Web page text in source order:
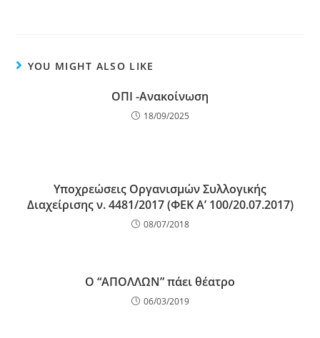
YOU MIGHT ALSO LIKE
ΟΠΙ -Ανακοίνωση
18/09/2025
Υποχρεώσεις Οργανισμών Συλλογικής
Διαχείρισης ν. 4481/2017 (ΦΕΚ Α’ 100/20.07.2017)
08/07/2018
Ο “ΑΠΟΛΛΩΝ” πάει θέατρο
06/03/2019